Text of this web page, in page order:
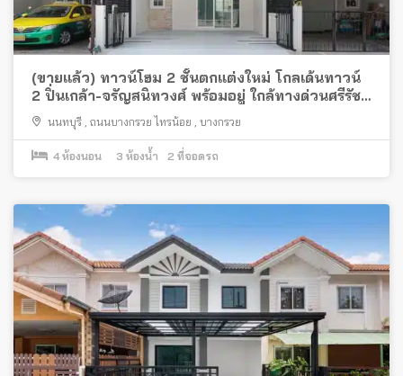
(ขายแล้ว) ทาวน์โฮม 2 ชั้นตกแต่งใหม่ โกลเด้นทาวน์
2 ปิ่นเกล้า-จรัญสนิทวงศ์ พร้อมอยู่ ใกล้ทางด่วนศรีรัช
และรถไฟฟ้า
นนทบุรี ถนนบางกรวย ไทรน้อย บางกรวย
4 ห้องนอน 3 ห้องน้ำ 2 ที่จอดรถ